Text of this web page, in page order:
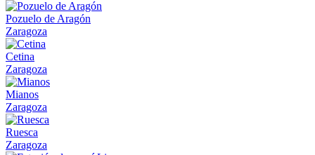
Pozuelo de Aragón
Zaragoza
Cetina
Zaragoza
Mianos
Zaragoza
Ruesca
Zaragoza